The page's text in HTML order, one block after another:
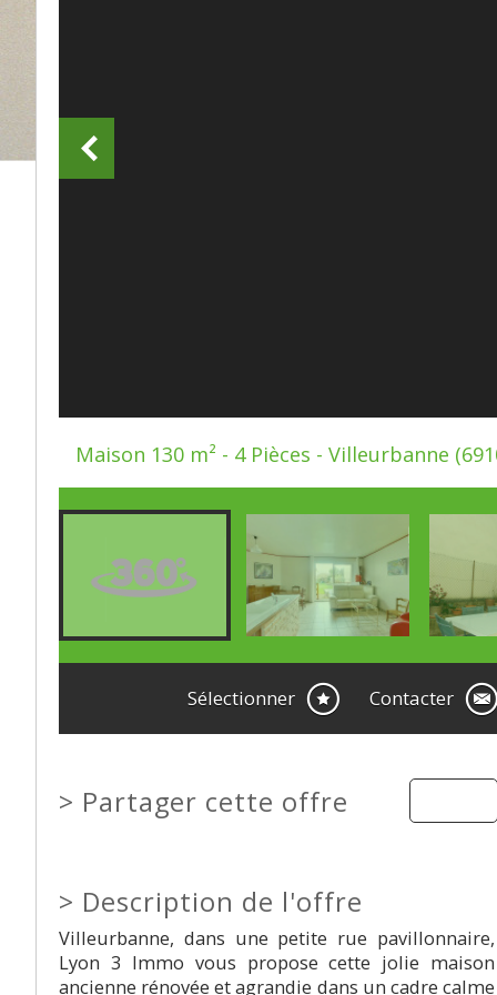
Maison 130 m² - 4 Pièces - Villeurbanne
Sélectionner Contacter
> Partager cette offre
> Description de l'offre
Villeurbanne, dans une petite rue pavillonnaire,
Lyon 3 Immo vous propose cette jolie maison
ancienne rénovée et agrandie dans un cadre calme